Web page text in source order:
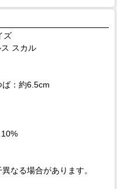
ズ
スカル
：約6.5cm
なる場合があります。